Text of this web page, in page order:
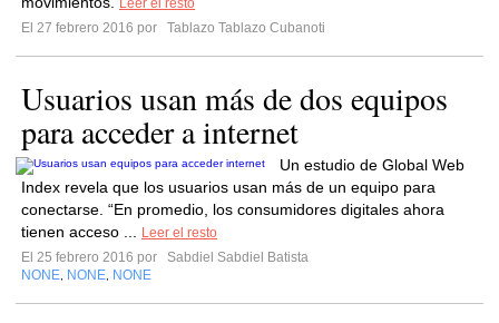
Leer el resto
El 27 febrero 2016 por
Tablazo Tablazo Cubanoti
Usuarios usan más de dos equipos
para acceder a internet
Un estudio de Global Web
Index revela que los usuarios usan más de un equipo para
conectarse. “En promedio, los consumidores digitales ahora
tienen acceso ...
Leer el resto
El 25 febrero 2016 por
Sabdiel Sabdiel Batista
NONE NONE NONE